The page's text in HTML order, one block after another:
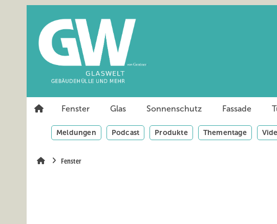
Fenster Glas Sonnenschutz Fassade
Meldungen Podcast Produkte Thementage
Fenster